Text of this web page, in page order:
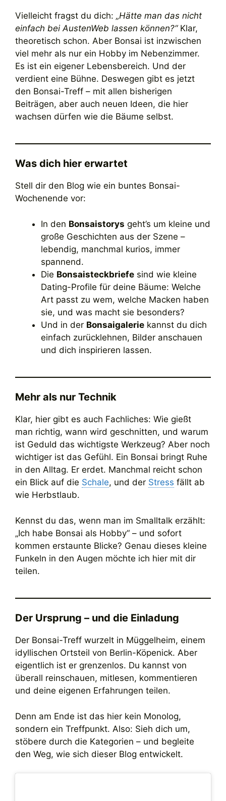
Vielleicht fragst du dich: „Hätte man das nicht
einfach bei AustenWeb lassen können?“Klar,
theoretisch schon. Aber Bonsai ist inzwischen
viel mehr als nur ein Hobby im Nebenzimmer.
Es ist ein eigener Lebensbereich. Und der
verdient eine Bühne. Deswegen gibt es jetzt
den Bonsai-Treff – mit allen bisherigen
Beiträgen, aber auch neuen Ideen, die hier
wachsen dürfen wie die Bäume selbst.
Was dich hier erwartet
Stell dir den Blog wie ein buntes Bonsai-
Wochenende vor:
In den Bonsaistorys geht’s um kleine und
große Geschichten aus der Szene –
lebendig, manchmal kurios, immer
spannend.
Die Bonsaisteckbriefe sind wie kleine
Dating-Profile für deine Bäume: Welche
Art passt zu wem, welche Macken haben
sie, und was macht sie besonders?
Und in der Bonsaigalerie kannst du dich
einfach zurücklehnen, Bilder anschauen
und dich inspirieren lassen.
Mehr als nur Technik
Klar, hier gibt es auch Fachliches: Wie gießt
man richtig, wann wird geschnitten, und warum
ist Geduld das wichtigste Werkzeug? Aber noch
wichtiger ist das Gefühl. Ein Bonsai bringt Ruhe
in den Alltag. Er erdet. Manchmal reicht schon
ein Blick auf die Schale, und der Stress fällt ab
wie Herbstlaub.
Kennst du das, wenn man im Smalltalk erzählt:
„Ich habe Bonsai als Hobby“ – und sofort
kommen erstaunte Blicke? Genau dieses kleine
Funkeln in den Augen möchte ich hier mit dir
teilen.
Der Ursprung – und die Einladung
Der Bonsai-Treff wurzelt in Müggelheim, einem
idyllischen Ortsteil von Berlin-Köpenick. Aber
eigentlich ist er grenzenlos. Du kannst von
überall reinschauen, mitlesen, kommentieren
und deine eigenen Erfahrungen teilen.
Denn am Ende ist das hier kein Monolog,
sondern ein Treffpunkt. Also: Sieh dich um,
stöbere durch die Kategorien – und begleite
den Weg, wie sich dieser Blog entwickelt.